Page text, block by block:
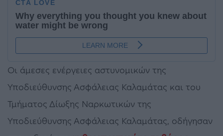
Οι άμεσες ενέργειες αστυνομικών της
Υποδιεύθυνσης Ασφάλειας Καλαμάτας και του
Τμήματος Δίωξης Ναρκωτικών της
Υποδιεύθυνσης Ασφάλειας Καλαμάτας, οδήγησαν